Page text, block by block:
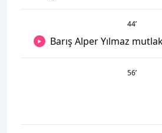
44’
Barış Alper Yılmaz
56’